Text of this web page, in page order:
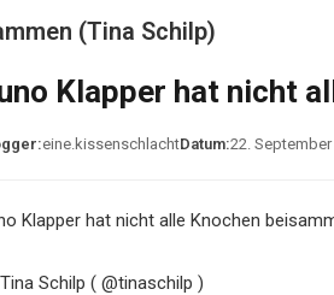
(Tina Schilp)
Klapper hat nicht
eine.kissenschlachtDatum:22.
Klapper hat nicht alle Knochen
Schilp ( @tinaschilp )